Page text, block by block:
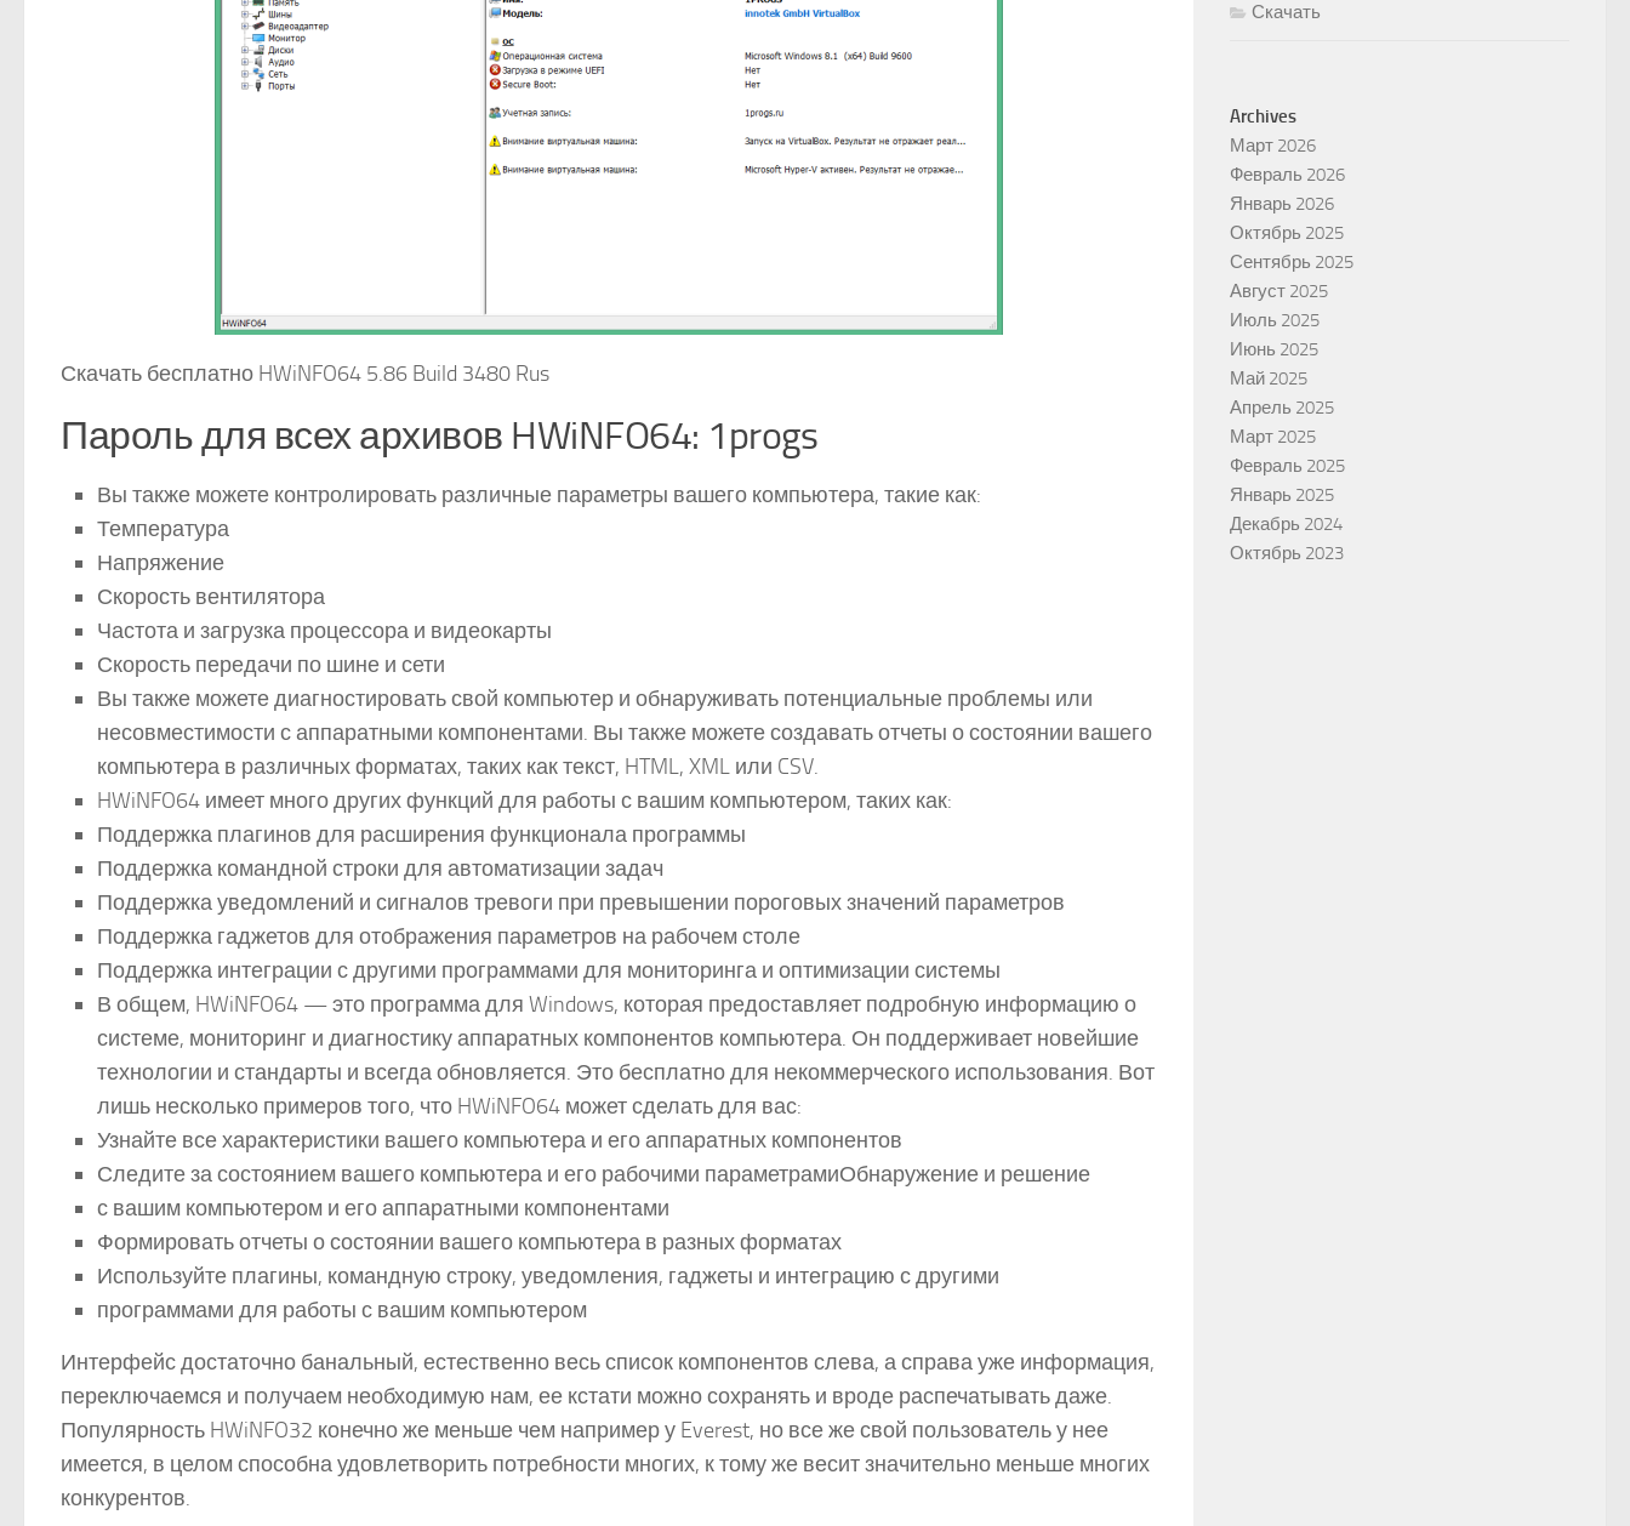
Скачать бесплатно HWiNFO64 5.86 Build 3480 Rus
Пароль для всех архивов HWiNFO64: 1progs
Вы также можете контролировать различные параметры вашего компьютера, такие как:
Температура
Напряжение
Скорость вентилятора
Частота и загрузка процессора и видеокарты
Скорость передачи по шине и сети
Вы также можете диагностировать свой компьютер и обнаруживать потенциальные проблемы или
несовместимости с аппаратными компонентами. Вы также можете создавать отчеты о состоянии вашего
компьютера в различных форматах, таких как текст, HTML, XML или CSV.
HWiNFO64 имеет много других функций для работы с вашим компьютером, таких как:
Поддержка плагинов для расширения функционала программы
Поддержка командной строки для автоматизации задач
Поддержка уведомлений и сигналов тревоги при превышении пороговых значений параметров
Поддержка гаджетов для отображения параметров на рабочем столе
Поддержка интеграции с другими программами для мониторинга и оптимизации системы
В общем, HWiNFO64 — это программа для Windows, которая предоставляет подробную информацию о
системе, мониторинг и диагностику аппаратных компонентов компьютера. Он поддерживает новейшие
технологии и стандарты и всегда обновляется. Это бесплатно для некоммерческого использования. Вот
лишь несколько примеров того, что HWiNFO64 может сделать для вас:
Узнайте все характеристики вашего компьютера и его аппаратных компонентов
Следите за состоянием вашего компьютера и его рабочими параметрамиОбнаружение и решение
с вашим компьютером и его аппаратными компонентами
Формировать отчеты о состоянии вашего компьютера в разных форматах
Используйте плагины, командную строку, уведомления, гаджеты и интеграцию с другими
программами для работы с вашим компьютером
Интерфейс достаточно банальный, естественно весь список компонентов слева, а справа уже информация,
переключаемся и получаем необходимую нам, ее кстати можно сохранять и вроде распечатывать даже.
Популярность HWiNFO32 конечно же меньше чем например у Everest, но все же свой пользователь у нее
имеется, в целом способна удовлетворить потребности многих, к тому же весит значительно меньше многих
конкурентов.
Скачать
Archives
Март 2026
Февраль 2026
Январь 2026
Октябрь 2025
Сентябрь 2025
Август 2025
Июль 2025
Июнь 2025
Май 2025
Апрель 2025
Март 2025
Февраль 2025
Январь 2025
Декабрь 2024
Октябрь 2023